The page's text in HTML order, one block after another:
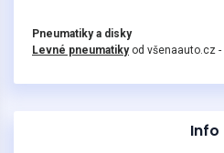
Pneumatiky a disky
Levné pneumatikyod všenaauto.cz -
Info